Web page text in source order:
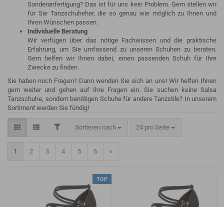
Sonderanfertigung? Das ist für uns kein Problem. Gern stellen wir
für Sie Tanzschuheher, die so genau wie möglich zu Ihnen und
Ihren Wünschen passen.
Individuelle Beratung
Wir verfügen über das nötige Fachwissen und die praktische
Erfahrung, um Sie umfassend zu unseren Schuhen zu beraten.
Gern helfen wir Ihnen dabei, einen passenden Schuh für Ihre
Zwecke zu finden.
Sie haben noch Fragen? Dann wenden Sie sich an uns! Wir helfen Ihnen
gern weiter und gehen auf Ihre Fragen ein. Sie suchen keine Salsa
Tanzschuhe, sondern benötigen Schuhe für andere Tanzstile? In unserem
Sortiment werden Sie fündig!
Sortieren nach 24 pro Seite
1 2 3 4 5 6 »
TOP